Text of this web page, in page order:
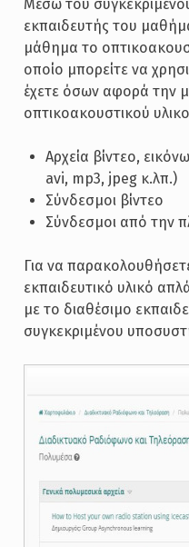
Μέσω του
εκπαιδευτής του
μάθημα το
οποίο μπορείτε να
έχετε όσων αφορά την
οπτικοακουστικού
Αρχεία βίντεο,
avi, mp3, jpeg κ.λπ.)
Σύνδεσμοι βίντεο
Σύνδεσμοι από την
Για να
εκπαιδευτικό υλικό
με το διαθέσιμο
συγκεκριμένου